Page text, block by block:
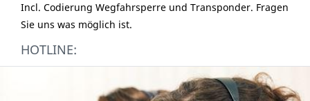
Incl. Codierung Wegfahrsperre und Transponder. Fragen
Sie uns was möglich ist.
HOTLINE: